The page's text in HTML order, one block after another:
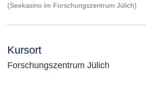
(Seekasino im Forschungszentrum Jülich)
Kursort
Forschungszentrum Jülich